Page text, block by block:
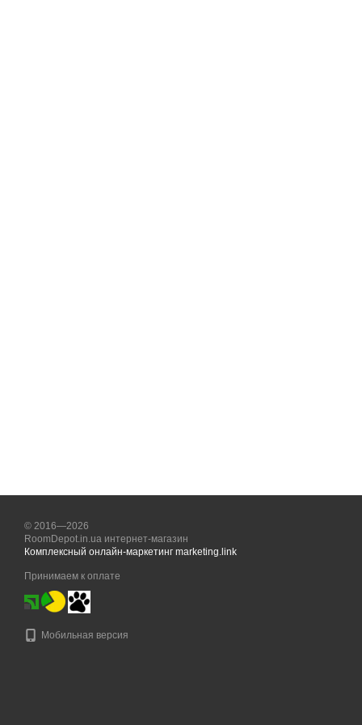
© 2016—2026
RoomDepot.in.ua интернет-магазин
Комплексный онлайн-маркетинг marketing.link
Принимаем к оплате
Мобильная версия